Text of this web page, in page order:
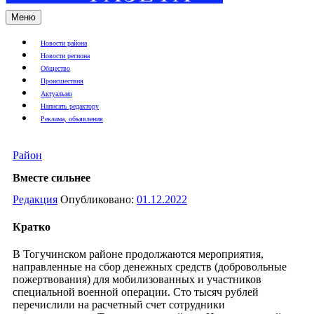
Меню
Новости района
Новости региона
Общество
Происшествия
Актуально
Написать редактору
Реклама, объявления
Район
Вместе сильнее
Редакция Опубликовано: 01.12.2022
Кратко
В Тогучинском районе продолжаются мероприятия,
направленные на сбор денежных средств (добровольные
пожертвования) для мобилизованных и участников
специальной военной операции. Сто тысяч рублей
перечислили на расчетный счет сотрудники